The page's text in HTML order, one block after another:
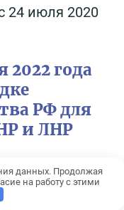
24 июля 2020
2022 года
РФ для
и ЛНР
Указ
№ 440
данных. Продолжая
на работу с этими